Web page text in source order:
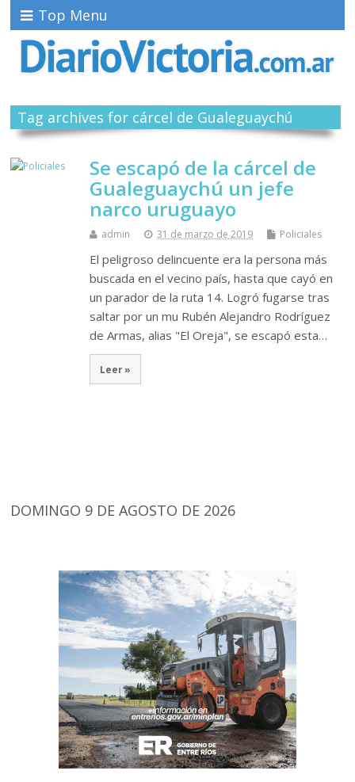
Top Menu
Tag archives for cárcel de Gualeguaychú
Se escapó de la cárcel de
Gualeguaychú un jefe
narco uruguayo
admin 31 de marzo de 2019 Policiales
El peligroso delincuente era la persona más
buscada en el vecino país, hasta que cayó en
un parador de la ruta 14. Logró fugarse tras
saltar por un mu Rubén Alejandro Rodríguez
de Armas, alias "El Oreja", se escapó esta…
Leer »
DOMINGO 9 DE AGOSTO DE 2026